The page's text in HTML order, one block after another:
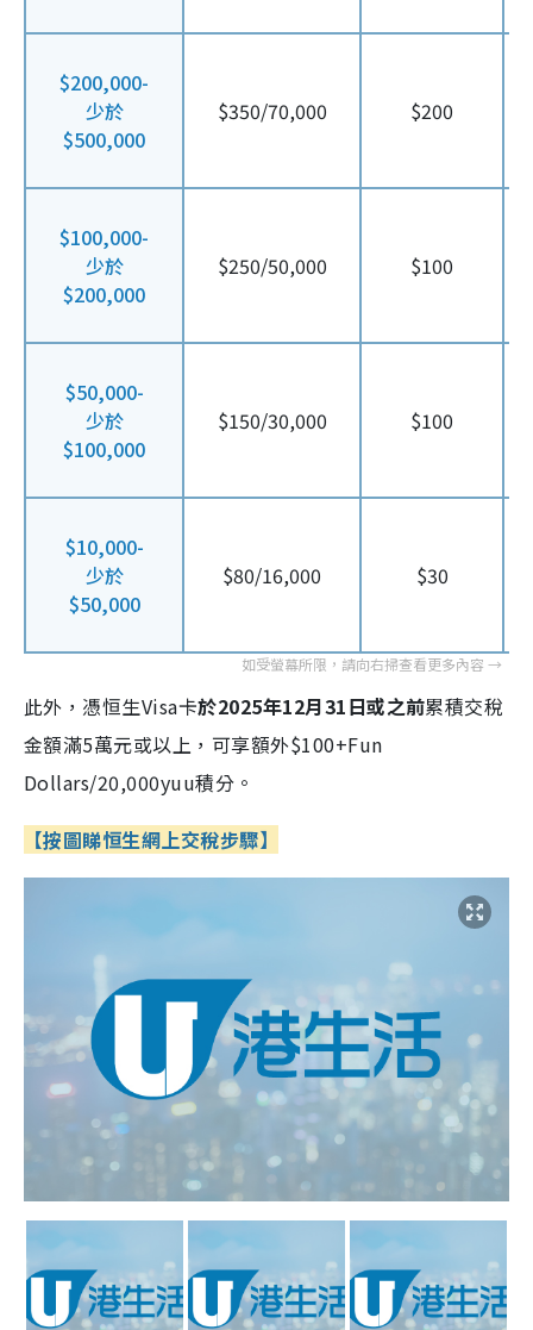
$200,000-
少於
$500,000
$350/70,000 $200
$100,000-
少於
$200,000
$250/50,000 $100
$50,000-
少於
$100,000
$150/30,000 $100
$10,000-
少於
$50,000
$80/16,000 $30
此外，憑恒生Visa卡於2025年12月31日或之前累積交稅
金額滿5萬元或以上，可享額外$100+Fun
Dollars/20,000yuu積分。
【按圖睇恒生網上交稅步驟】